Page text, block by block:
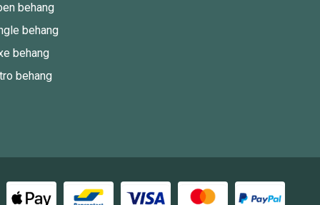
behang
behang
behang
behang